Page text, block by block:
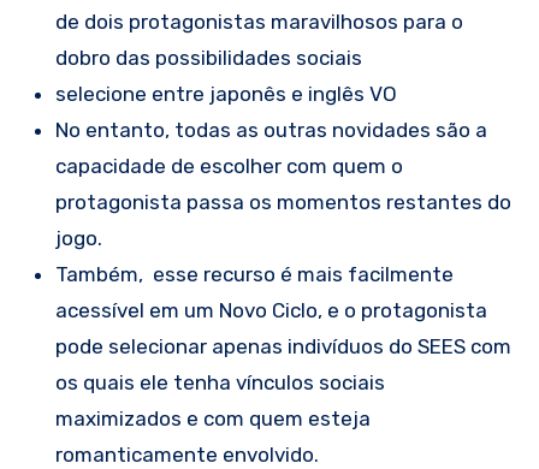
de dois protagonistas maravilhosos para o
dobro das possibilidades sociais
selecione entre japonês e inglês VO
No entanto, todas as outras novidades são a
capacidade de escolher com quem o
protagonista passa os momentos restantes do
jogo.
Também, esse recurso é mais facilmente
acessível em um Novo Ciclo, e o protagonista
pode selecionar apenas indivíduos do SEES com
os quais ele tenha vínculos sociais
maximizados e com quem esteja
romanticamente envolvido.